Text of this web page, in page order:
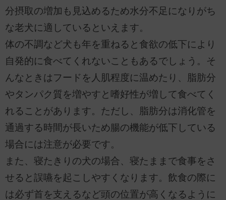
分摂取の増加も見込めるため水分不足になりがち
な老犬に適しているといえます。
体の不調など犬も年を重ねると食欲の低下により
自発的に食べてくれないこともあるでしょう。そ
んなときはフードを人肌程度に温めたり、脂肪分
やタンパク質を増やすと嗜好性が増して食べてく
れることがあります。ただし、脂肪分は消化管を
通過する時間が長いため腸の機能が低下している
場合には注意が必要です。
また、寝たきりの犬の場合、寝たままで食事をさ
せると誤嚥を起こしやすくなります。飲食の際に
は必ず首を支えるなど頭の位置が高くなるように